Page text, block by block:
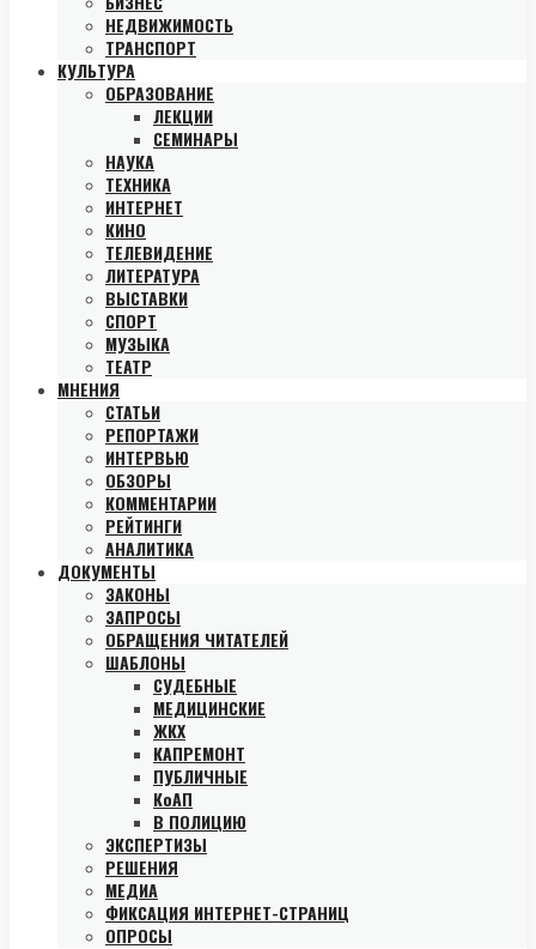
НЕДВИЖИМОСТЬ
ТРАНСПОРТ
КУЛЬТУРА
ОБРАЗОВАНИЕ
ЛЕКЦИИ
СЕМИНАРЫ
НАУКА
ТЕХНИКА
ИНТЕРНЕТ
КИНО
ТЕЛЕВИДЕНИЕ
ЛИТЕРАТУРА
ВЫСТАВКИ
СПОРТ
МУЗЫКА
ТЕАТР
МНЕНИЯ
СТАТЬИ
РЕПОРТАЖИ
ИНТЕРВЬЮ
ОБЗОРЫ
КОММЕНТАРИИ
РЕЙТИНГИ
АНАЛИТИКА
ДОКУМЕНТЫ
ЗАКОНЫ
ЗАПРОСЫ
ОБРАЩЕНИЯ ЧИТАТЕЛЕЙ
ШАБЛОНЫ
СУДЕБНЫЕ
МЕДИЦИНСКИЕ
ЖКХ
КАПРЕМОНТ
ПУБЛИЧНЫЕ
КоАП
В ПОЛИЦИЮ
ЭКСПЕРТИЗЫ
РЕШЕНИЯ
МЕДИА
ФИКСАЦИЯ ИНТЕРНЕТ-СТРАНИЦ
ОПРОСЫ